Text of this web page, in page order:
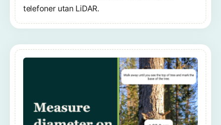
telefoner utan LiDAR.